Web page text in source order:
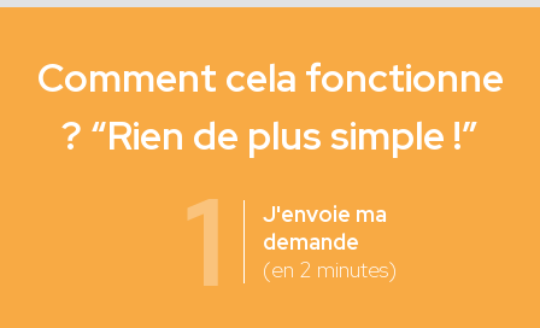
Comment cela fonctionne
? “Rien de plus simple !”
1
J'envoie ma
demande
(en 2 minutes)